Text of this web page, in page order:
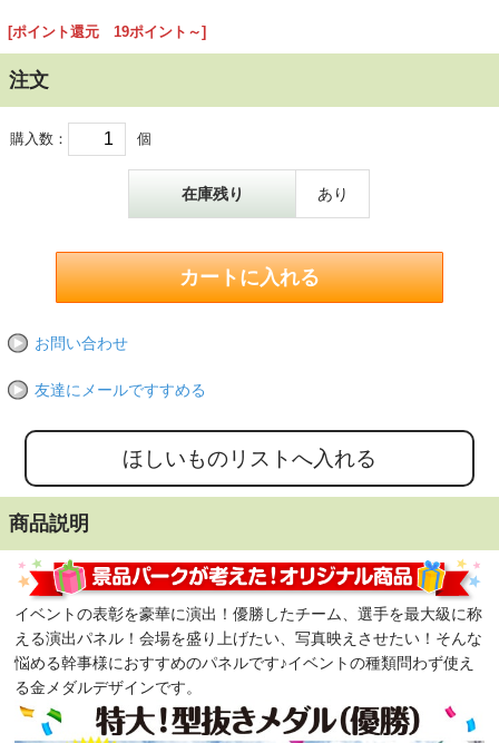
[ポイント還元 19ポイント～]
注文
購入数： 個
在庫残り あり
お問い合わせ
友達にメールですすめる
商品説明
イベントの表彰を豪華に演出！優勝したチーム、選手を最大級に称
える演出パネル！会場を盛り上げたい、写真映えさせたい！そんな
悩める幹事様におすすめのパネルです♪イベントの種類問わず使え
る金メダルデザインです。